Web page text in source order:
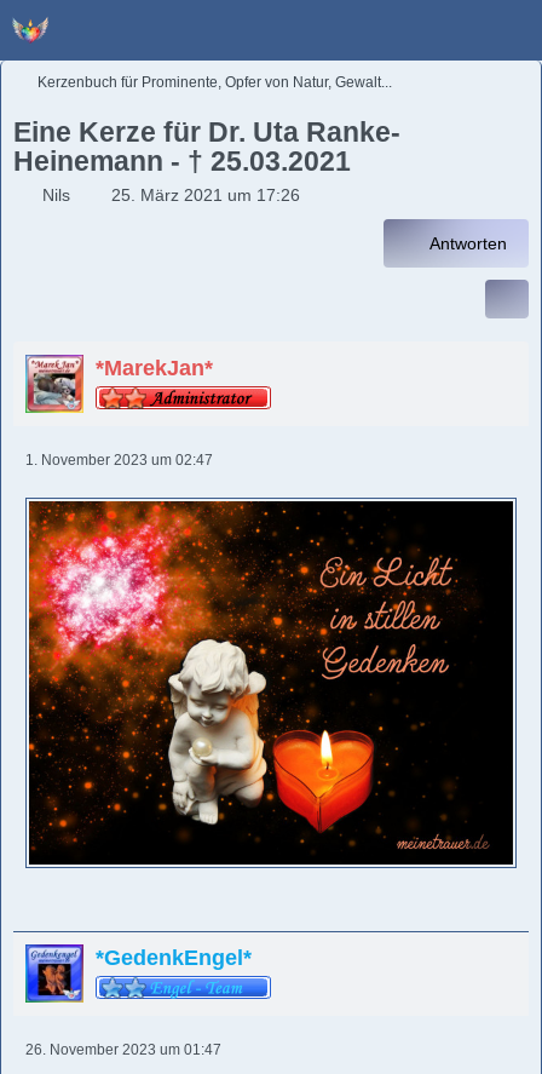
Kerzenbuch für Prominente, Opfer von Natur, Gewalt...
Eine Kerze für Dr. Uta Ranke-
Heinemann - † 25.03.2021
Nils 25. März 2021 um 17:26
Antworten
*MarekJan*
1. November 2023 um 02:47
*GedenkEngel*
26. November 2023 um 01:47